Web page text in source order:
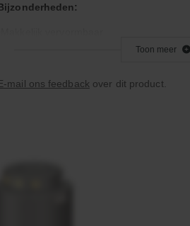
Toon meer
mail ons feedback over dit product.